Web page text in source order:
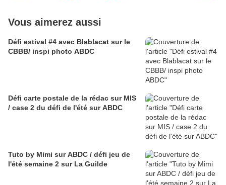
Vous aimerez aussi
Défi estival #4 avec Blablacat sur le
CBBB/ inspi photo ABDC
Défi carte postale de la rédac sur MIS
/ case 2 du défi de l'été sur ABDC
Tuto by Mimi sur ABDC / défi jeu de
l'été semaine 2 sur La Guilde